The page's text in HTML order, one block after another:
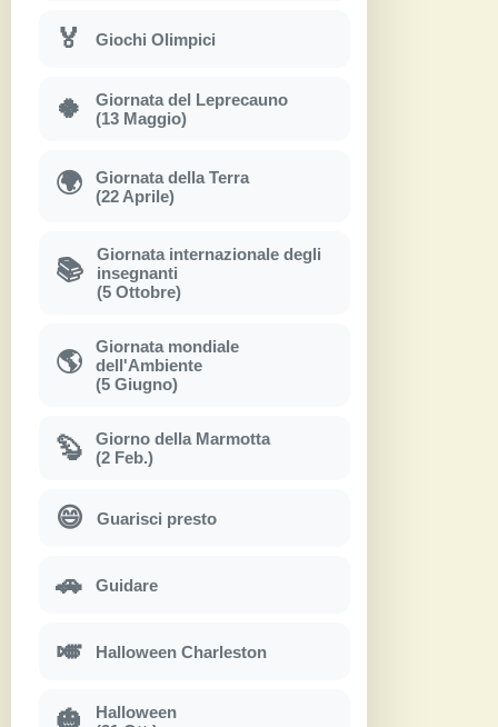
🏅 Giochi Olimpici
🍀
Giornata del Leprecauno
(13 Maggio)
🌍
Giornata della Terra
(22 Aprile)
📚
Giornata internazionale degli
insegnanti
(5 Ottobre)
🌎
Giornata mondiale
dell'Ambiente
(5 Giugno)
🦫
Giorno della Marmotta
(2 Feb.)
😄 Guarisci presto
🚗 Guidare
🎺 Halloween Charleston
Halloween